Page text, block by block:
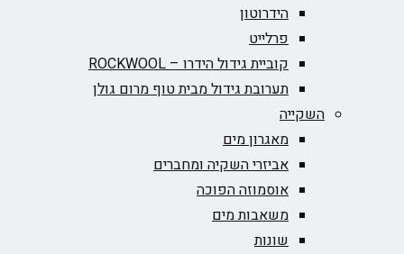
הידרוטון
פרלייט
קוביית גידול הידרו – ROCKWOOL‏
תערובת גידול מבית טוף מרום גולן
השקייה
מאגרון מים
אביזרי השקיה ומחברים
אוסמוזה הפוכה
משאבות מים
שונות